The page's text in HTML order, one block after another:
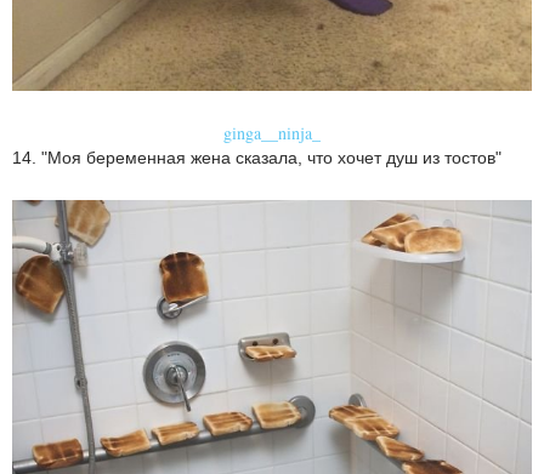
ginga__ninja_
14. "Моя беременная жена сказала, что хочет душ из тостов"